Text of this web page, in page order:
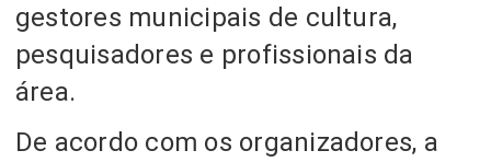
gestores municipais de cultura,
pesquisadores e profissionais da
área.
De acordo com os organizadores, a